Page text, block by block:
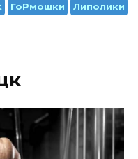
ГоРмошки Липолики